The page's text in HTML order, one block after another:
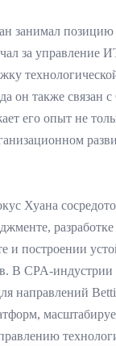
занимал позицию
за управление
он также связан
его опыт не
Хуана
и построении
В CPA-
направлений